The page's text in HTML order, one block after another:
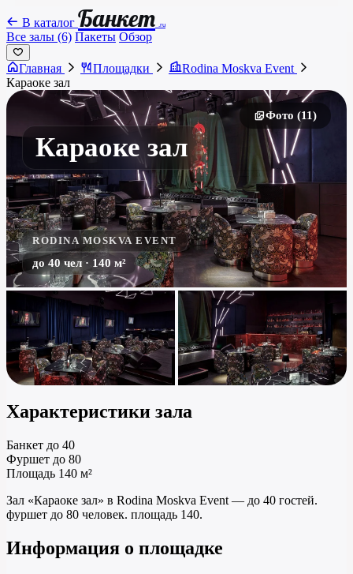
В каталог Банкет .ru
Все залы (6) Пакеты Обзор
Главная Площадки
Rodina Moskva Event
Караоке зал
Караоке зал
Фото (11)
RODINA MOSKVA EVENT
до 40 чел · 140 м²
Характеристики зала
Банкет до 40
Фуршет до 80
Площадь 140 м²
Зал «Караоке зал» в Rodina Moskva Event — до 40 гостей.
фуршет до 80 человек. площадь 140.
Информация о площадке